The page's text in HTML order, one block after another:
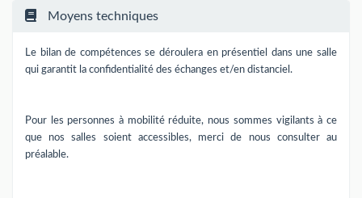
Moyens techniques
Le bilan de compétences se déroulera en présentiel dans une salle
qui garantit la confidentialité des échanges et/en distanciel.
Pour les personnes à mobilité réduite, nous sommes vigilants à ce
que nos salles soient accessibles, merci de nous consulter au
préalable.